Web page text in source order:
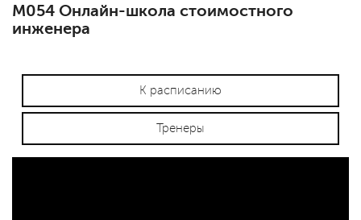
М054 Онлайн-школа стоимостного
инженера
К расписанию
Тренеры